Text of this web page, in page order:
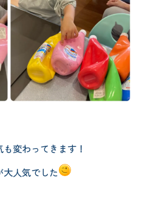
変わってきます！
人気でした